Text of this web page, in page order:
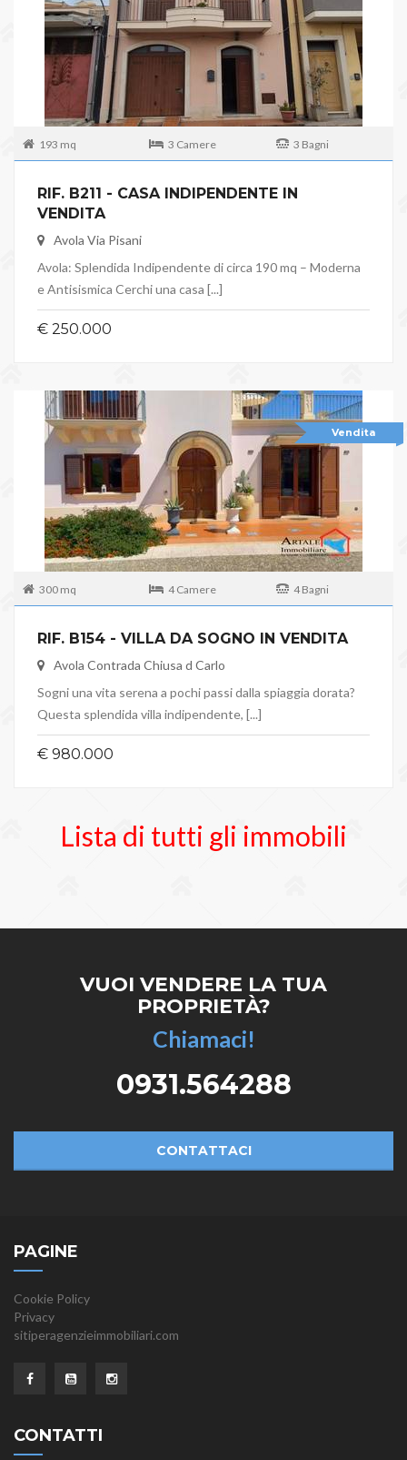
193 mq 3 Camere 3 Bagni
RIF. B211 - CASA INDIPENDENTE IN
VENDITA
Avola Via Pisani
Avola: Splendida Indipendente di circa 190 mq – Moderna
e Antisismica Cerchi una casa [...]
€ 250.000
Vendita
300 mq 4 Camere 4 Bagni
RIF. B154 - VILLA DA SOGNO IN VENDITA
Avola Contrada Chiusa d Carlo
Sogni una vita serena a pochi passi dalla spiaggia dorata?
Questa splendida villa indipendente, [...]
€ 980.000
Lista di tutti gli immobili
VUOI VENDERE LA TUA
PROPRIETÀ?
Chiamaci!
0931.564288
CONTATTACI
PAGINE
Cookie Policy
Privacy
sitiperagenzieimmobiliari.com
CONTATTI